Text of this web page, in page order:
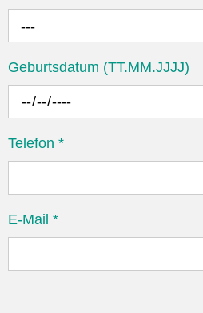
---
Geburtsdatum (TT.MM.JJJJ)
Telefon *
E-Mail *